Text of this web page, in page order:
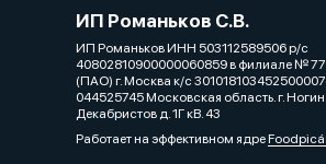
ИП Романьков С.В.
ИП Романьков ИНН 503112589506 р/с
40802810900000060859 в филиале №
(ПАО) г. Москва к/с
044525745 Московская область. г.
Декабристов д. 1Г кВ. 43
Работает на эффективном ядре